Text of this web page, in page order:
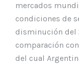
mercados
condiciones de
disminución del
comparación
del cual